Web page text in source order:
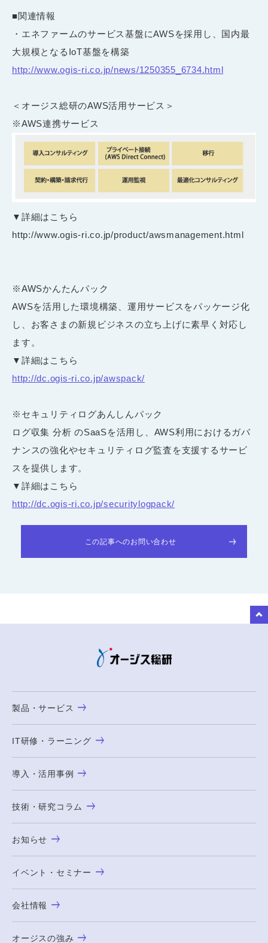
■関連情報
・エネファームのサービス基盤にAWSを採用し、国内最
大規模となるIoT基盤を構築
http://www.ogis-ri.co.jp/news/1250355_6734.html
＜オージス総研のAWS活用サービス＞
※AWS連携サービス
▼詳細はこちら
http://www.ogis-ri.co.jp/product/awsmanagement.html
※AWSかんたんパック
AWSを活用した環境構築、運用サービスをパッケージ化
し、お客さまの新規ビジネスの立ち上げに素早く対応し
ます。
▼詳細はこちら
http://dc.ogis-ri.co.jp/awspack/
※セキュリティログあんしんパック
ログ収集 分析 のSaaSを活用し、AWS利用におけるガバ
ナンスの強化やセキュリティログ監査を支援するサービ
スを提供します。
▼詳細はこちら
http://dc.ogis-ri.co.jp/securitylogpack/
この記事へのお問い合わせ
製品・サービス
IT研修・ラーニング
導入・活用事例
技術・研究コラム
お知らせ
イベント・セミナー
会社情報
オージスの強み